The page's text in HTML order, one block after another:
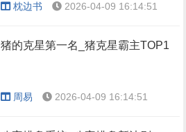
枕边书 2026-04-09 16:14:51
猪的克星第一名_猪克星霸主TOP1
周易 2026-04-09 16:14:51